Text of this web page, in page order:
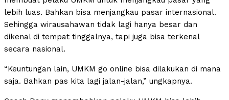
lebih luas. Bahkan bisa menjangkau pasar internasional.
Sehingga wirausahawan tidak lagi hanya besar dan
dikenal di tempat tinggalnya, tapi juga bisa terkenal
secara nasional.
“Keuntungan lain, UMKM go online bisa dilakukan di mana
saja. Bahkan pas kita lagi jalan-jalan,” ungkapnya.